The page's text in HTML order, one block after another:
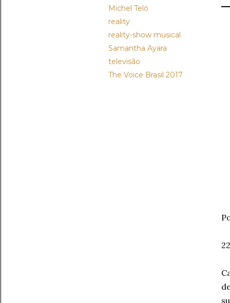
Michel Teló
reality
reality-show musical
Samantha Ayara
televisão
The Voice Brasil 2017